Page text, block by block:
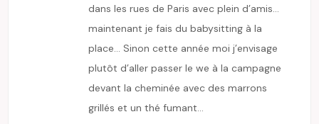
dans les rues de Paris avec plein d’amis…
maintenant je fais du babysitting à la
place… Sinon cette année moi j’envisage
plutôt d’aller passer le we à la campagne
devant la cheminée avec des marrons
grillés et un thé fumant…